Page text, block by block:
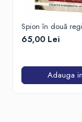
Spion în două
65,00 Lei
Adauga